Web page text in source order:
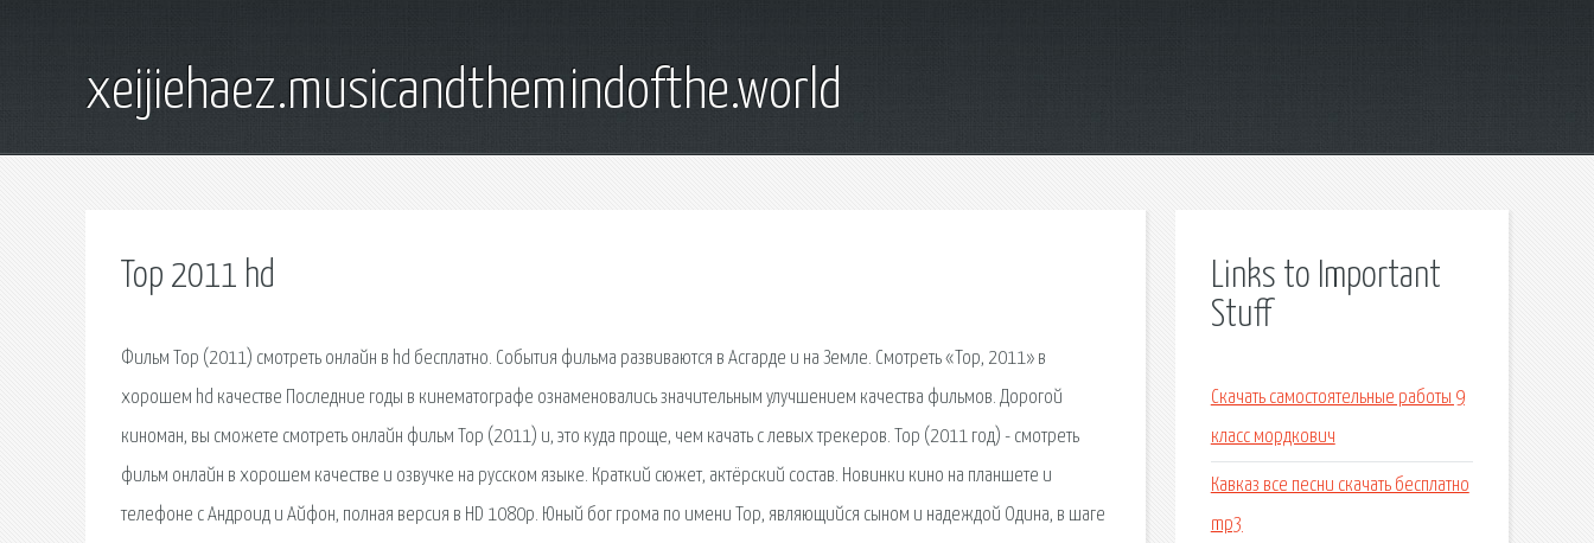
xeijiehaez.musicandthemindofthe.world
Тор 2011 hd
Фильм Тор (2011) смотреть онлайн в hd бесплатно. События фильма развиваются в Асгарде и на Земле. Смотреть «Тор, 2011» в
хорошем hd качестве Последние годы в кинематографе ознаменовались значительным улучшением качества фильмов. Дорогой
киноман, вы сможете смотреть онлайн фильм Тор (2011) и, это куда проще, чем качать с левых трекеров. Тор (2011 год) - смотреть
фильм онлайн в хорошем качестве и озвучке на русском языке. Краткий сюжет, актёрский состав. Новинки кино на планшете и
телефоне с Андроид и Айфон, полная версия в HD 1080p. Юный бог грома по имени Тор, являющийся сыном и надеждой Одина, в шаге
Links to Important
Stuff
Скачать самостоятельные работы 9
класс мордкович
Кавказ все песни скачать бесплатно
mp3